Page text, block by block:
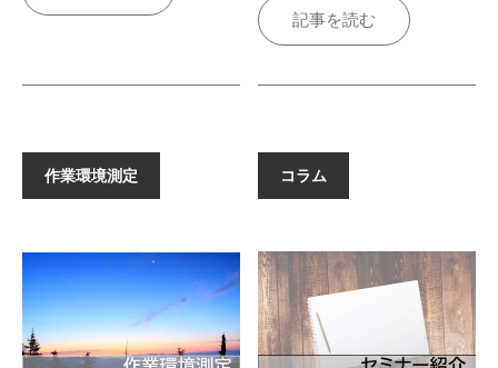
記事を読む
作業環境測定 コラム